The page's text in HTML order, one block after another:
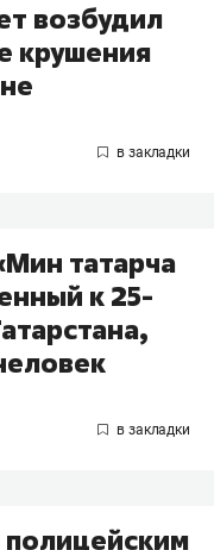
возбудил
крушения
татарча
к 25-